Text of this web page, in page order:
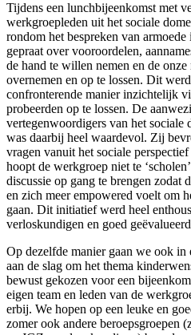
Tijdens een lunchbijeenkomst met
werkgroepleden uit het sociale
rondom het bespreken van
gepraat over vooroordelen,
de hand te willen nemen en de
overnemen en op te lossen. Dit
confronterende manier inzichtelijk
probeerden op te lossen. De
vertegenwoordigers van het
was daarbij heel waardevol. Zij
vragen vanuit het sociale
hoopt de werkgroep niet te
discussie op gang te brengen zodat
en zich meer empowered voelt om
gaan. Dit initiatief werd heel
verloskundigen en goed
Op dezelfde manier gaan we ook
aan de slag om het thema
bewust gekozen voor een
eigen team en leden van de
erbij. We hopen op een leuke en
zomer ook andere beroepsgroepen